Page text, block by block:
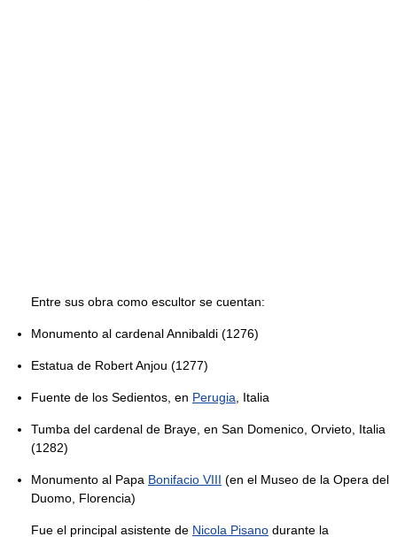
Entre sus obra como escultor se cuentan:
Monumento al cardenal Annibaldi (1276)
Estatua de Robert Anjou (1277)
Fuente de los Sedientos, en Perugia , Italia
Tumba del cardenal de Braye, en San Domenico, Orvieto, Italia
(1282)
Monumento al Papa Bonifacio VIII (en el Museo de la Opera del
Duomo, Florencia)
Fue el principal asistente de Nicola Pisano durante la